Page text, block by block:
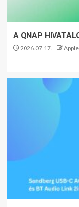
A QNAP
2026.07.17.